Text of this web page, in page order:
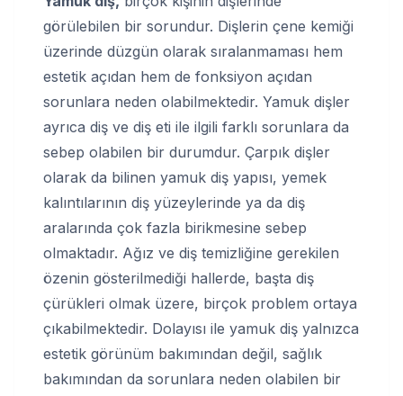
görülebilen bir sorundur. Dişlerin çene kemiği
üzerinde düzgün olarak sıralanmaması hem
estetik açıdan hem de fonksiyon açıdan
sorunlara neden olabilmektedir. Yamuk dişler
ayrıca diş ve diş eti ile ilgili farklı sorunlara da
sebep olabilen bir durumdur. Çarpık dişler
olarak da bilinen yamuk diş yapısı, yemek
kalıntılarının diş yüzeylerinde ya da diş
aralarında çok fazla birikmesine sebep
olmaktadır. Ağız ve diş temizliğine gerekilen
özenin gösterilmediği hallerde, başta diş
çürükleri olmak üzere, birçok problem ortaya
çıkabilmektedir. Dolayısı ile yamuk diş yalnızca
estetik görünüm bakımından değil, sağlık
bakımından da sorunlara neden olabilen bir